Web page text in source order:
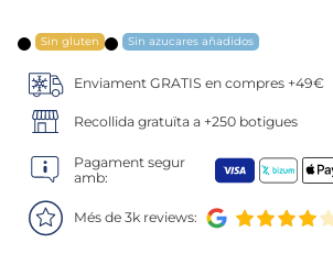
Sin gluten Sin azucares añadidos
Enviament GRATIS en compres +49€
Recollida gratuïta a +250 botigues
Pagament segur
amb:
Més de 3k reviews:
7 canelones
8. listísimos
. pollo